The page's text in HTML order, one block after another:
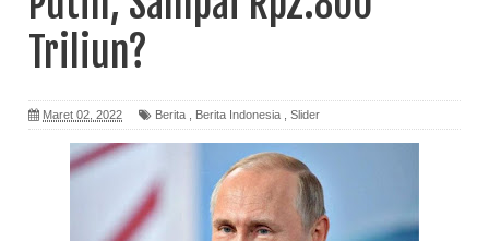
Triliun?
Maret 02, 2022 Berita Berita Indonesia Slider